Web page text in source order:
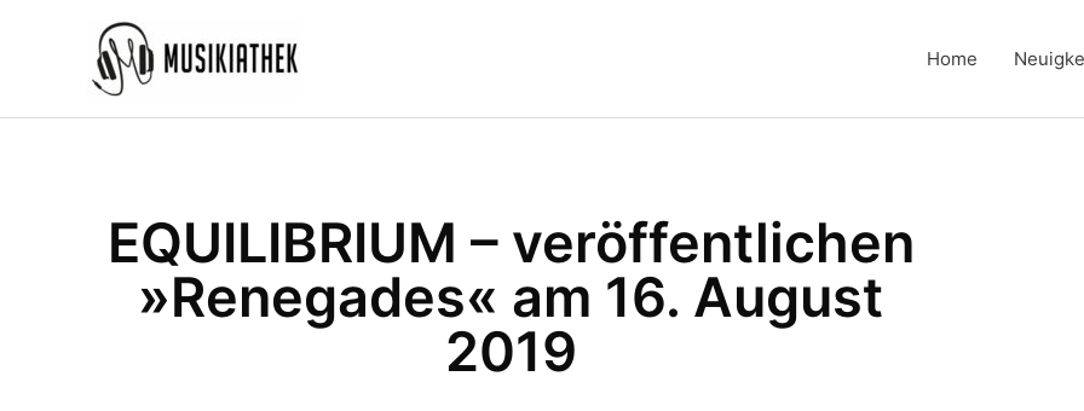
Home
EQUILIBRIUM – veröffentlichen
»Renegades« am 16. August
2019